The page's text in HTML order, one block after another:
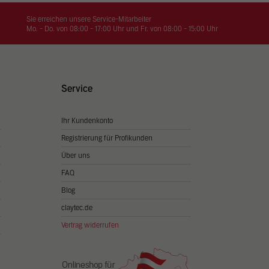
Sie erreichen unsere Service-Mitarbeiter
Mo. - Do. von 08:00 - 17:00 Uhr und Fr. von 08:00 - 15:00 Uhr
Service
Ihr Kundenkonto
Registrierung für Profikunden
Über uns
FAQ
Blog
claytec.de
Vertrag widerrufen
Sie